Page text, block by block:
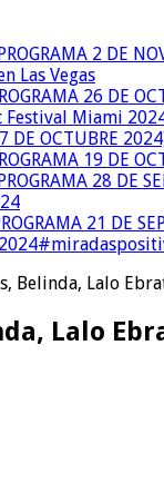
2 DE
Las Vegas
26 DE
Miami
DE OCTUBRE
19 DE
28 DE
21 DE
Belinda, Lalo
Lalo